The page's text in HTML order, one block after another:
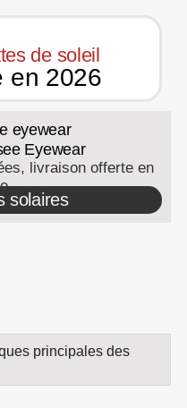
de soleil
en 2026
livraison offerte en
solaires
principales des